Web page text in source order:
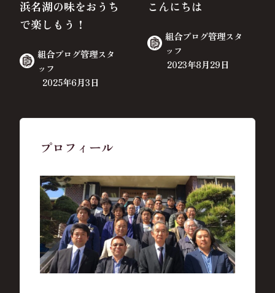
浜名湖の味をおうち
で楽しもう！
組合ブログ管理スタ
ッフ
2025年6月3日
こんにちは
組合ブログ管理スタ
ッフ
2023年8月29日
プロフィール